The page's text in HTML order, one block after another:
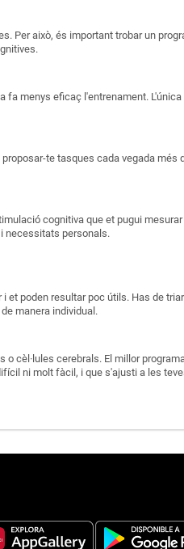
Per això, és important trobar un
fa menys eficaç l'entrenament. L'única
te tasques cada vegada més
cognitiva que et pugui mesurar
necessitats personals.
et poden resultar poc útils. Has de
manera individual.
o cèl·lules cerebrals. El millor
ni molt fàcil, i que s'ajusti a les